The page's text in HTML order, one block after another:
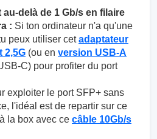
delà de 1 Gb/s en filaire
: Si ton ordinateur n'a qu'une
peux utiliser cetadaptateur
2,5G (ou en version USB-A
C) pour profiter du port
exploiter le port SFP+ sans
l'idéal est de repartir sur ce
la box avec ce câble 10Gb/s